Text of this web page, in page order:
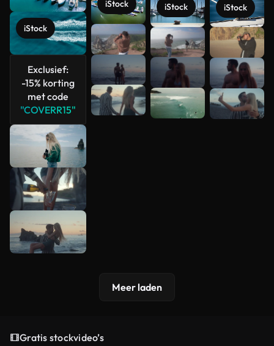
iStock
Exclusief:
-15% korting
met code
"COVERR15"
iStock iStock iStock
Meer
bekijken
Meer laden
Gratis stockvideo’s